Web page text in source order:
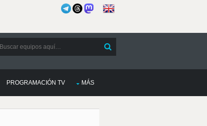
PROGRAMACIÓN TV MÁS